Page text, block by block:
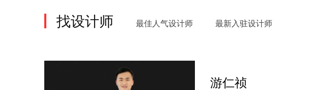
找设计师 最佳人气设计师 最新入驻设计师
游仁祯